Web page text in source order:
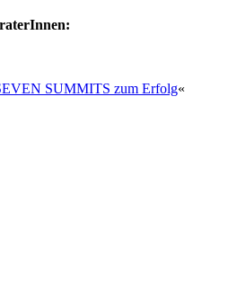
SUMMITS zum Erfolg«